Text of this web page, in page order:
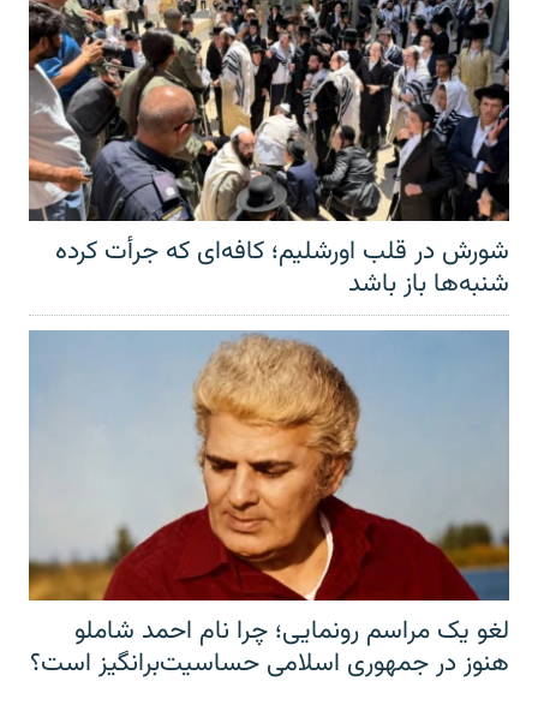
شورش در قلب اورشلیم؛ کافه‌ای که جرأت کرده
شنبه‌ها باز باشد
لغو یک مراسم رونمایی؛ چرا نام احمد شاملو
هنوز در جمهوری اسلامی حساسیت‌برانگیز است؟